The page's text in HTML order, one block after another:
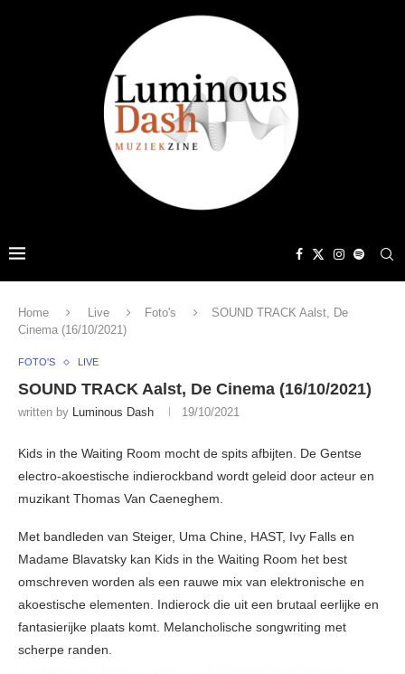
Home Live Foto's
SOUND TRACK Aalst, De
Cinema (16/10/2021)
FOTO'S LIVE
SOUND TRACK Aalst, De Cinema (16/10/2021)
written by Luminous Dash 19/10/2021
Kids in the Waiting Room mocht de spits afbijten. De Gentse
electro-akoestische indierockband wordt geleid door acteur en
muzikant Thomas Van Caeneghem.
Met bandleden van Steiger, Uma Chine, HAST, Ivy Falls en
Madame Blavatsky kan Kids in the Waiting Room het best
omschreven worden als een rauwe mix van elektronische en
akoestische elementen. Indierock die uit een brutaal eerlijke en
fantasierijke plaats komt. Melancholische songwriting met
scherpe randen.